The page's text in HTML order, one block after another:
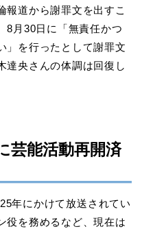
報道から謝罪文を出すこ
8月30日に「無責任かつ
」を行ったとして謝罪文
達央さんの体調は回復し
芸能活動再開済
年にかけて放送されてい
役を務めるなど、現在は